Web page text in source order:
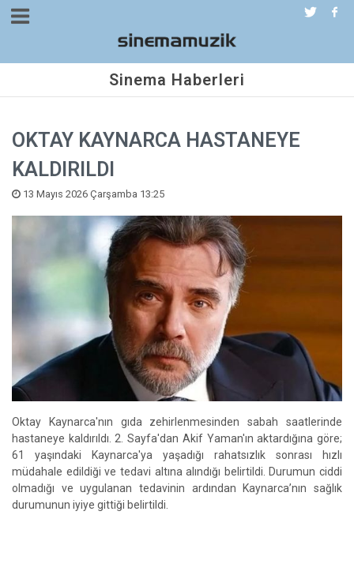
Sinema Haberleri
OKTAY KAYNARCA HASTANEYE
KALDIRILDI
13 Mayıs 2026 Çarşamba 13:25
Oktay Kaynarca'nın gıda zehirlenmesinden sabah saatlerinde
hastaneye kaldırıldı. 2. Sayfa'dan Akif Yaman'ın aktardığına göre;
61 yaşındaki Kaynarca'ya yaşadığı rahatsızlık sonrası hızlı
müdahale edildiği ve tedavi altına alındığı belirtildi. Durumun ciddi
olmadığı ve uygulanan tedavinin ardından Kaynarca’nın sağlık
durumunun iyiye gittiği belirtildi.